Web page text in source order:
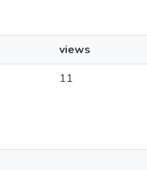
views
11